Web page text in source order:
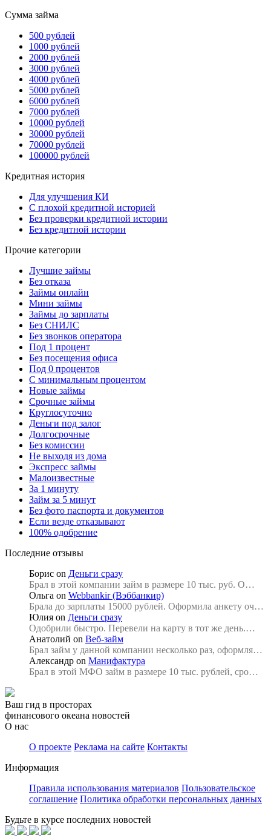
Сумма займа
500 рублей
1000 рублей
2000 рублей
3000 рублей
4000 рублей
5000 рублей
6000 рублей
7000 рублей
10000 рублей
30000 рублей
70000 рублей
100000 рублей
Кредитная история
Для улучшения КИ
С плохой кредитной историей
Без проверки кредитной истории
Без кредитной истории
Прочие категории
Лучшие займы
Без отказа
Займы онлайн
Мини займы
Займы до зарплаты
Без СНИЛС
Без звонков оператора
Под 1 процент
Без посещения офиса
Под 0 процентов
С минимальным процентом
Новые займы
Срочные займы
Круглосуточно
Деньги под залог
Долгосрочные
Без комиссии
Не выходя из дома
Экспресс займы
Малоизвестные
За 1 минуту
Займ за 5 минут
Без фото паспорта и документов
Если везде отказывают
100% одобрение
Последние отзывы
Борис on Деньги сразу
Брал в этой компании займ в размере 10 тыс. руб. О…
Ольга on Webbankir (Вэббанкир)
Брала до зарплаты 15000 рублей. Оформила анкету оч…
Юлия on Деньги сразу
Одобрили быстро. Перевели на карту в тот же день.…
Анатолий on Веб-займ
Брал займ у данной компании несколько раз, оформля…
Александр on Манифактура
Брал в этой МФО займ в размере 10 тыс. рублей, сро…
Ваш гид в просторах
финансового океана новостей
О нас
О проекте Реклама на сайте Контакты
Информация
Правила использования материалов Пользовательское
соглашение Политика обработки персональных данных
Будьте в курсе последних новостей